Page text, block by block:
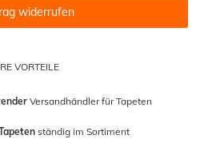
VORTEILE
Versandhändler für Tapeten
ständig im Sortiment
widerrufen